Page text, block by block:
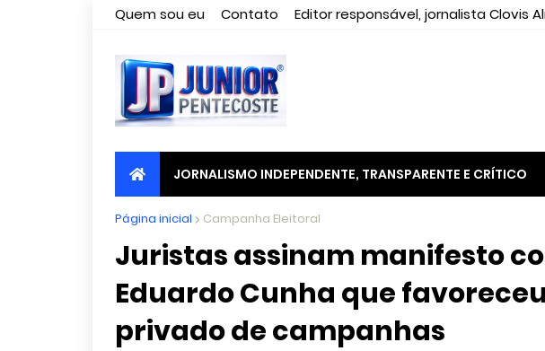
Quem sou eu Contato Editor responsável, jornalista Clovis
JORNALISMO INDEPENDENTE, TRANSPARENTE E CRÍTICO
Página inicial Campanha Eleitoral
Juristas assinam manifesto
Eduardo Cunha que
privado de campanhas